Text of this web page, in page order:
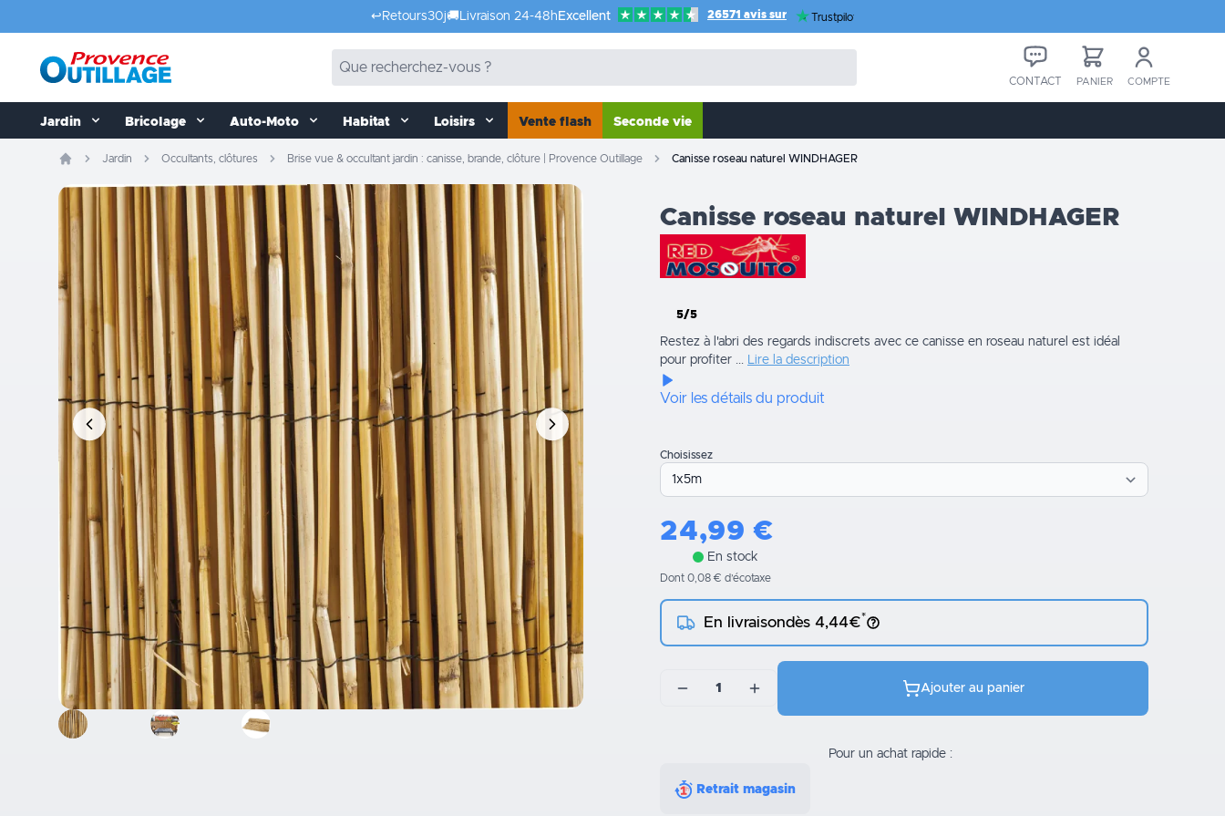
↩️ Retours30j🚚 Livraison 24-48h Excellent 26571 avis sur Trustpilot
CONTACT PANIER COMPTE
Jardin Bricolage Auto-Moto Habitat Loisirs Vente flash Seconde vie
Jardin Occultants, clôtures Brise vue & occultant jardin : canisse, brande, clôture | Provence Outillage Canisse roseau naturel WINDHAGER
Canisse roseau naturel WINDHAGER
5/5
Restez à l'abri des regards indiscrets avec ce canisse en roseau naturel est idéal
pour profiter ...
Lire la description
Voir les détails du produit
Choisissez
24,99 €
En stock
Dont 0,08 € d’écotaxe
En livraisondès 4,44€*
1 Ajouter au panier
Pour un achat rapide :
Retrait magasin